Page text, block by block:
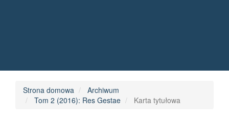
Main Content
Strona domowa
Archiwum
Tom 2 (2016): Res Gestae
Karta tytułowa